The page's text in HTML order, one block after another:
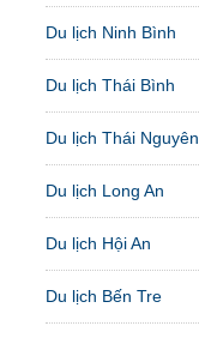
Du lịch Ninh Bình
Du lịch Thái Bình
Du lịch Thái Nguyên
Du lịch Long An
Du lịch Hội An
Du lịch Bến Tre